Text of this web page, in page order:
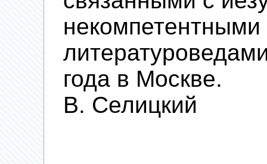
некомпетентными
года в Москве.
В. Селицкий